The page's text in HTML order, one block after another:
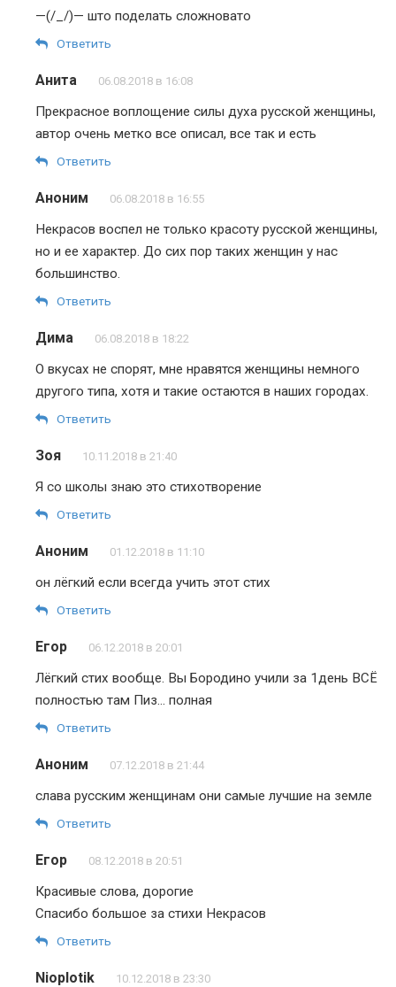
—(/_/)— што поделать сложновато
Ответить
Анита 06.08.2018 в 16:08
Прекрасное воплощение силы духа русской женщины,
автор очень метко все описал, все так и есть
Ответить
Аноним 06.08.2018 в 16:55
Некрасов воспел не только красоту русской женщины,
но и ее характер. До сих пор таких женщин у нас
большинство.
Ответить
Дима 06.08.2018 в 18:22
О вкусах не спорят, мне нравятся женщины немного
другого типа, хотя и такие остаются в наших городах.
Ответить
Зоя 10.11.2018 в 21:40
Я со школы знаю это стихотворение
Ответить
Аноним 01.12.2018 в 11:10
он лёгкий если всегда учить этот стих
Ответить
Егор 06.12.2018 в 20:01
Лёгкий стих вообще. Вы Бородино учили за 1день ВСЁ
полностью там Пиз… полная
Ответить
Аноним 07.12.2018 в 21:44
слава русским женщинам они самые лучшие на земле
Ответить
Егор 08.12.2018 в 20:51
Красивые слова, дорогие
Спасибо большое за стихи Некрасов
Ответить
Nioplotik 10.12.2018 в 23:30